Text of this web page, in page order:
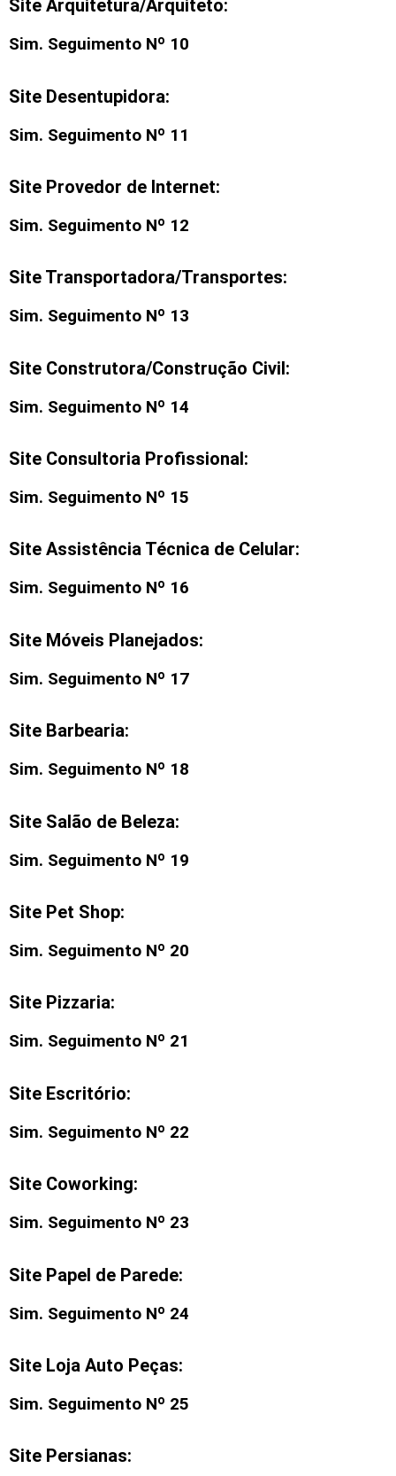
Site Arquitetura/Arquiteto:
Sim. Seguimento Nº 10
Site Desentupidora:
Sim. Seguimento Nº 11
Site Provedor de Internet:
Sim. Seguimento Nº 12
Site Transportadora/Transportes:
Sim. Seguimento Nº 13
Site Construtora/Construção Civil:
Sim. Seguimento Nº 14
Site Consultoria Profissional:
Sim. Seguimento Nº 15
Site Assistência Técnica de Celular:
Sim. Seguimento Nº 16
Site Móveis Planejados:
Sim. Seguimento Nº 17
Site Barbearia:
Sim. Seguimento Nº 18
Site Salão de Beleza:
Sim. Seguimento Nº 19
Site Pet Shop:
Sim. Seguimento Nº 20
Site Pizzaria:
Sim. Seguimento Nº 21
Site Escritório:
Sim. Seguimento Nº 22
Site Coworking:
Sim. Seguimento Nº 23
Site Papel de Parede:
Sim. Seguimento Nº 24
Site Loja Auto Peças:
Sim. Seguimento Nº 25
Site Persianas: